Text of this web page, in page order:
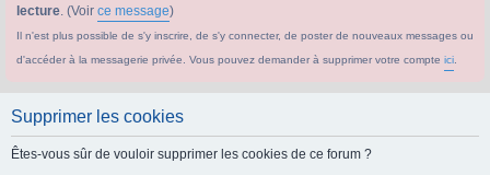
lecture. (Voir ce message)
Il n'est plus possible de s'y inscrire, de s'y connecter, de poster de nouveaux messages ou
d'accéder à la messagerie privée. Vous pouvez demander à supprimer votre compte ici
Supprimer les cookies
Êtes-vous sûr de vouloir supprimer les cookies de ce forum ?